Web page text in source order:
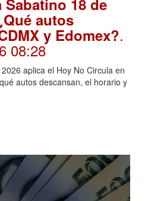
autos
y Edomex?.
08:28
aplica el Hoy No Circula en
autos descansan, el horario y